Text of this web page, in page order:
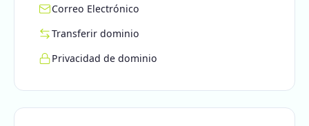
Correo Electrónico
Transferir dominio
Privacidad de dominio